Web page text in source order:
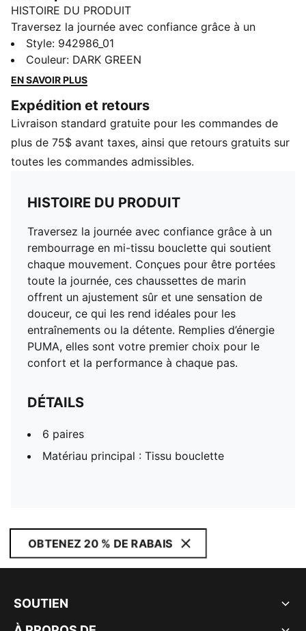
HISTOIRE DU PRODUIT
Traversez la journée avec confiance grâce à un
rembourrage en mi-tissu bouclette qui soutient
chaque mouvement. Conçues pour être portées toute
la journée, ces chaussettes de marin offrent un
rend idéales pour les entraînements ou la détente.
Remplies d’énergie PUMA, elles sont votre premier
choix pour le confort et la performance à chaque pas.
DÉTAILS
Style: 942986_01
Couleur: DARK GREEN
EN SAVOIR PLUS
Expédition et retours
Livraison standard gratuite pour les commandes de
plus de 75$ avant taxes, ainsi que retours gratuits sur
toutes les commandes admissibles.
HISTOIRE DU PRODUIT
Traversez la journée avec confiance grâce à un
rembourrage en mi-tissu bouclette qui soutient
chaque mouvement. Conçues pour être portées
toute la journée, ces chaussettes de marin
offrent un ajustement sûr et une sensation de
douceur, ce qui les rend idéales pour les
entraînements ou la détente. Remplies d’énergie
PUMA, elles sont votre premier choix pour le
confort et la performance à chaque pas.
DÉTAILS
6 paires
Matériau principal : Tissu bouclette
OBTENEZ 20 % DE RABAIS
SOUTIEN